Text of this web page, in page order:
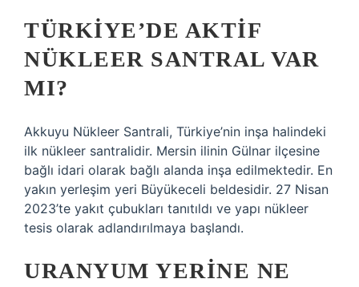
TÜRKIYE’DE AKTIF
NÜKLEER SANTRAL VAR
MI?
Akkuyu Nükleer Santrali, Türkiye’nin inşa halindeki
ilk nükleer santralidir. Mersin ilinin Gülnar ilçesine
bağlı idari olarak bağlı alanda inşa edilmektedir. En
yakın yerleşim yeri Büyükeceli beldesidir. 27 Nisan
2023’te yakıt çubukları tanıtıldı ve yapı nükleer
tesis olarak adlandırılmaya başlandı.
URANYUM YERINE NE